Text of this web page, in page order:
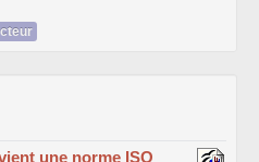
une norme ISO